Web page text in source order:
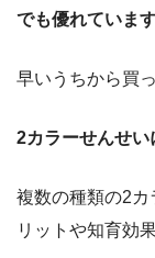
でも優れていま
早いうちから買
2カラーせんせい
複数の種類の2カ
リットや知育効